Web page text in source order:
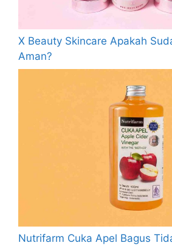
X Beauty Skincare Apakah
Aman?
Nutrifarm Cuka Apel Bagus